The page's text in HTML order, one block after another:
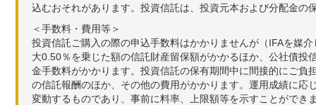
込むおそれがあります。投資信託は、投資元本および分配金の
＜手数料・費用等＞
投資信託ご購入の際の申込手数料はかかりませんが（IFAを媒
大0.50％を乗じた額の信託財産留保額がかかるほか、公社債
金手数料がかかります。投資信託の保有期間中に間接的にご
の信託報酬のほか、その他の費用がかかります。運用成績に
変動するものであり、事前に料率、上限額等を示すことがで